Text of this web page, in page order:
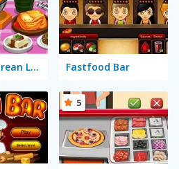
Cooking Korean Lesson Fastfood Bar
5